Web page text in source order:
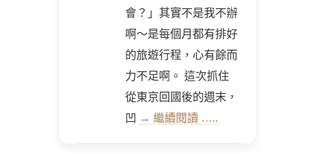
會？」其實不是我不辦
啊～是每個月都有排好
的旅遊行程，心有餘而
力不足啊。 這次抓住
從東京回國後的週末，
凹 → 繼續閱讀 …..